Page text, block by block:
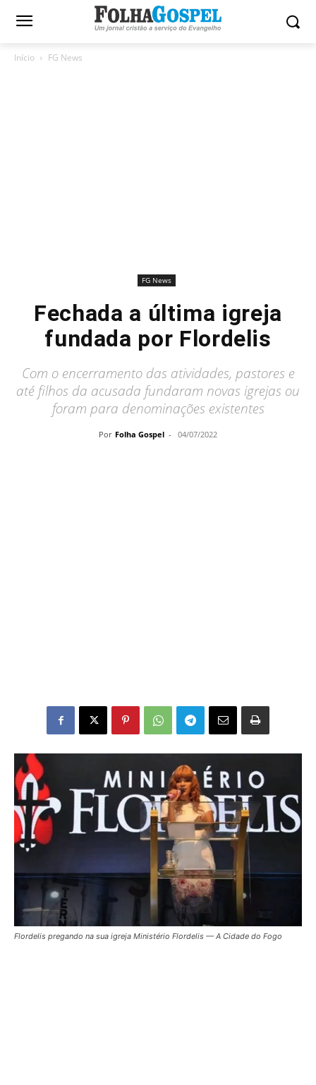
Início FG News
FG News
Fechada a última igreja
fundada por Flordelis
Com o encerramento das atividades, pastores e
até filhos da acusada fundaram novas igrejas ou
foram para denominações existentes
Por Folha Gospel - 04/07/2022
Flordelis pregando na sua igreja Ministério Flordelis — A Cidade do Fogo